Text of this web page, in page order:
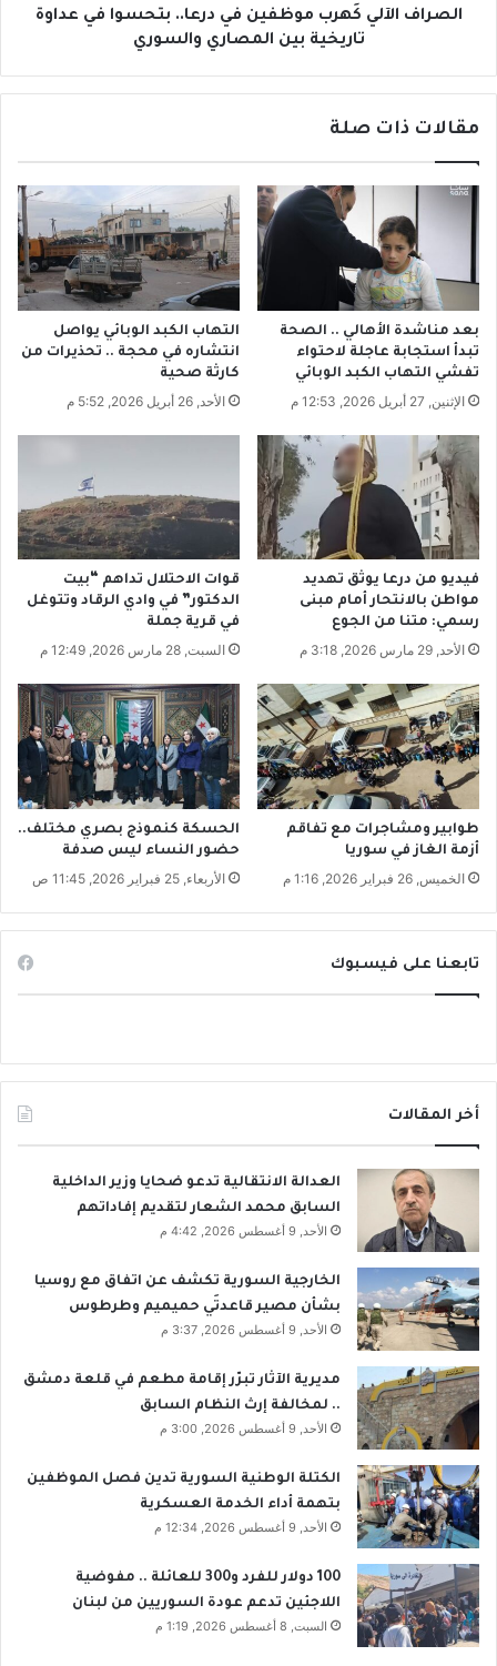
ن
ل
ك
ف
ز
و
ا
أ
ا
ر
ا
ل
ق
ا
د
م
ب
ف
ن
د
ر
ا
.
ب
ت
ح
س
و
ا
ف
ي
د
ا
و
ة
ا
ر
ي
خ
ي
ن
م
ص
ا
و
س
و
ر
ي
الصراف الآلي كَهرب موظفين في درعا.. بتحسوا في عداوة
تاريخية بين المصاري والسوري
مقالات ذات صلة
بعد مناشدة الأهالي .. الصحة
تبدأ استجابة عاجلة لاحتواء
تفشي التهاب الكبد الوبائي
الإثنين, 27 أبريل 2026, 12:53 م
التهاب الكبد الوبائي يواصل
انتشاره في محجة .. تحذيرات من
كارثة صحية
الأحد, 26 أبريل 2026, 5:52 م
فيديو من درعا يوثق تهديد
مواطن بالانتحار أمام مبنى
رسمي: متنا من الجوع
الأحد, 29 مارس 2026, 3:18 م
قوات الاحتلال تداهم “بيت
الدكتور” في وادي الرقاد وتتوغل
في قرية جملة
السبت, 28 مارس 2026, 12:49 م
طوابير ومشاجرات مع تفاقم
أزمة الغاز في سوريا
الخميس, 26 فبراير 2026, 1:16 م
الحسكة كنموذج بصري مختلف..
حضور النساء ليس صدفة
الأربعاء, 25 فبراير 2026, 11:45 ص
تابعنا على فيسبوك
أخر المقالات
العدالة الانتقالية تدعو ضحايا وزير الداخلية
السابق محمد الشعار لتقديم إفاداتهم
الأحد, 9 أغسطس 2026, 4:42 م
الخارجية السورية تكشف عن اتفاق مع روسيا
بشأن مصير قاعدتَي حميميم وطرطوس
الأحد, 9 أغسطس 2026, 3:37 م
مديرية الآثار تبرّر إقامة مطعم في قلعة دمشق
.. لمخالفة إرث النظام السابق
الأحد, 9 أغسطس 2026, 3:00 م
الكتلة الوطنية السورية تدين فصل الموظفين
بتهمة أداء الخدمة العسكرية
الأحد, 9 أغسطس 2026, 12:34 م
100 دولار للفرد و300 للعائلة .. مفوضية
اللاجئين تدعم عودة السوريين من لبنان
السبت, 8 أغسطس 2026, 1:19 م